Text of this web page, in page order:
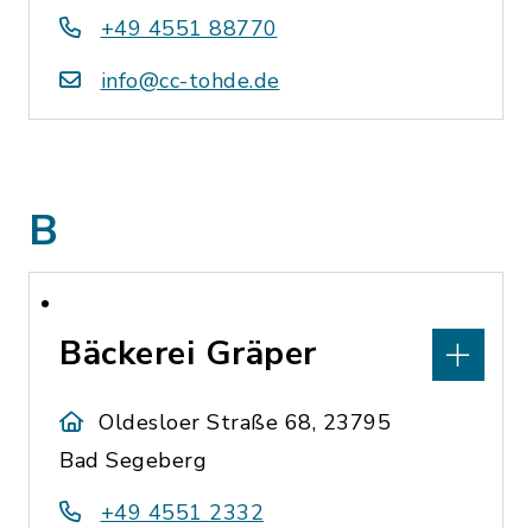
+49 4551 88770
info@cc-tohde.de
B
Bäckerei Gräper
Oldesloer Straße 68, 23795
Bad Segeberg
+49 4551 2332